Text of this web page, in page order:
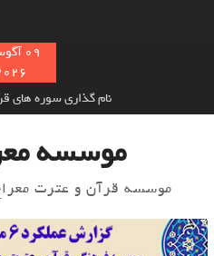
09
نام‌ گذاری سوره های
خوش اخلاقی در
موسسه
موسسه قرآن و عترت